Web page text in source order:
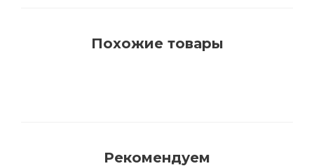
Похожие товары
Рекомендуем